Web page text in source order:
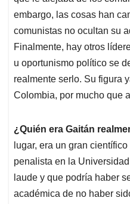
embargo, las cosas han
comunistas no ocultan su
Finalmente, hay otros
u oportunismo político se
realmente serlo. Su figura
Colombia, por mucho que
¿Quién era Gaitán
lugar, era un gran
penalista en la
laude y que podría haber
académica de no haber